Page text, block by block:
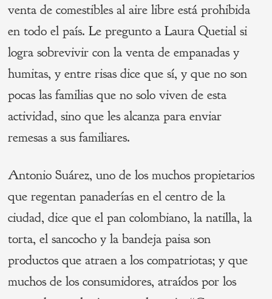
venta de comestibles al aire libre está prohibida
en todo el país. Le pregunto a Laura Quetial si
logra sobrevivir con la venta de empanadas y
humitas, y entre risas dice que sí, y que no son
pocas las familias que no solo viven de esta
actividad, sino que les alcanza para enviar
remesas a sus familiares.
Antonio Suárez, uno de los muchos propietarios
que regentan panaderías en el centro de la
ciudad, dice que el pan colombiano, la natilla, la
torta, el sancocho y la bandeja paisa son
productos que atraen a los compatriotas; y que
muchos de los consumidores, atraídos por los